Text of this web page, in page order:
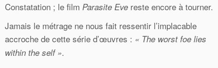
Constatation ; le film Parasite Eve reste encore à tourner.
Jamais le métrage ne nous fait ressentir l’implacable
accroche de cette série d’œuvres : « The worst foe lies
within the self ».